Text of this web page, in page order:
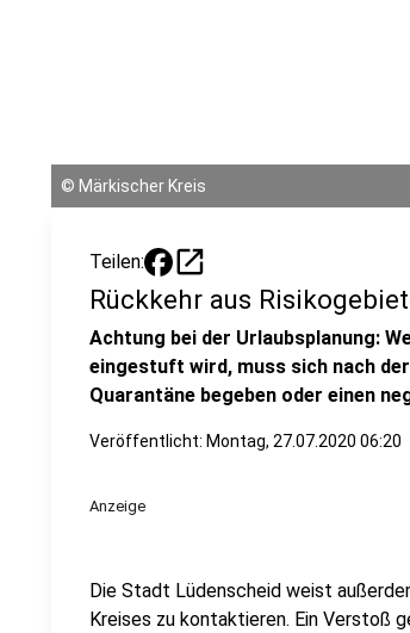
© Märkischer Kreis
Teilen: open_in_new
Rückkehr aus
Achtung bei der Urlaubsplanung:
eingestuft wird, muss sich nach
Quarantäne begeben oder einen
Veröffentlicht: Montag, 27.07.2020 06:20
Anzeige
Die Stadt Lüdenscheid weist
Kreises zu kontaktieren. Ein Verstoß